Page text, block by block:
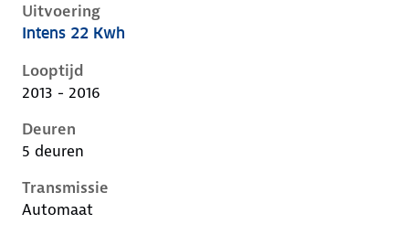
Uitvoering
Renault Zoe i, 22 kwh, 65 kW, Elektrisch, 5 deuren
Intens 22 Kwh
Looptijd
2013 - 2016
Deuren
5 deuren
Transmissie
Automaat